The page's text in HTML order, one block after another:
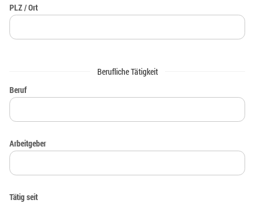
PLZ / Ort
Berufliche Tätigkeit
Beruf
Arbeitgeber
Tätig seit